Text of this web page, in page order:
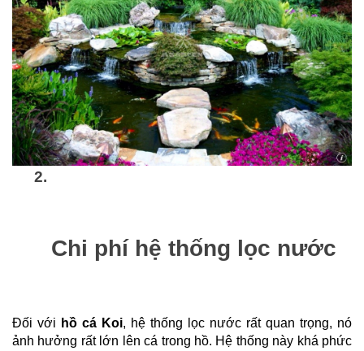
Chi phí hệ thống lọc nước
Đối với hồ cá Koi, hệ thống lọc nước rất quan trọng, nó
ảnh hưởng rất lớn lên cá trong hồ. Hệ thống này khá phức